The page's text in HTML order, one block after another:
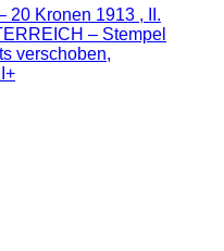
20 Kronen 1913 , II.
– Stempel
verschoben,